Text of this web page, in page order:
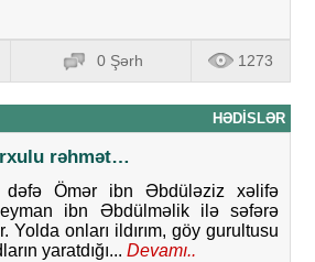
0 Şərh 1273
HƏDISLƏR
rəhmət…
dəfə Ömər ibn Əbdüləziz xəlifə
ibn Əbdülməlik ilə səfərə
Yolda onları ildırım, göy gurultusu
yaratdığı... Devamı..